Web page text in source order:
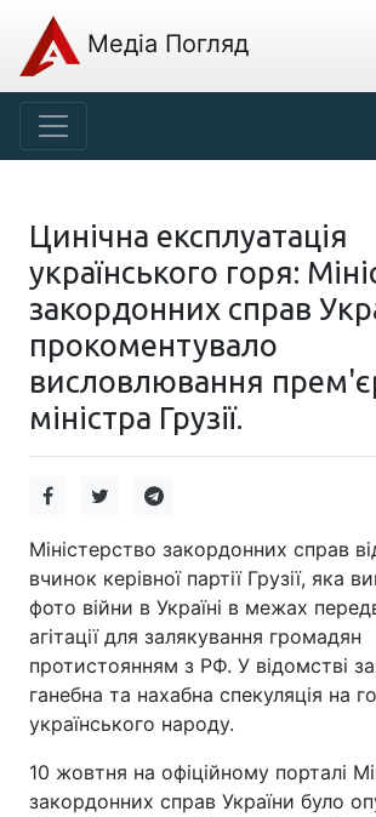
Медіа Погляд
Цинічна експлуатація
українського горя:
закордонних справ
прокоментувало
висловлювання
міністра Грузії.
Міністерство закордонних справ
вчинок керівної партії Грузії, яка
фото війни в Україні в межах
агітації для залякування громадян
протистоянням з РФ. У відомстві
ганебна та нахабна спекуляція на
українського народу.
10 жовтня на офіційному порталі
закордонних справ України було